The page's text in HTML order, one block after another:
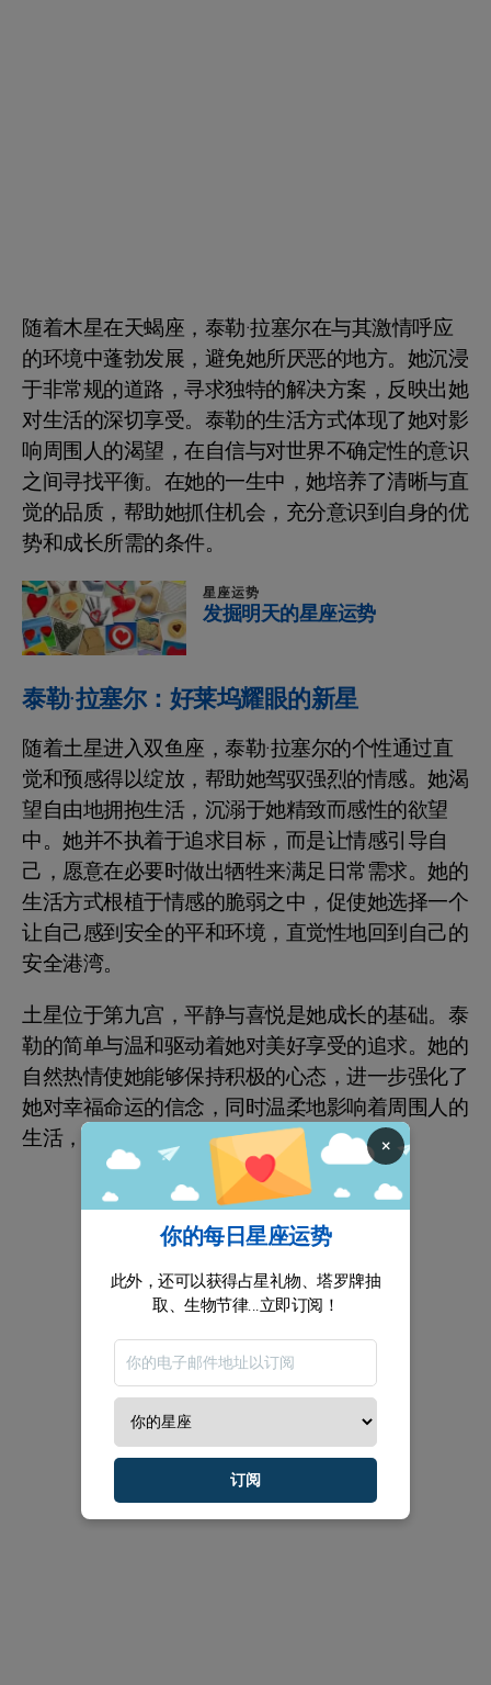
随着木星在天蝎座，泰勒·拉塞尔在与其激情呼应
的环境中蓬勃发展，避免她所厌恶的地方。她沉浸
于非常规的道路，寻求独特的解决方案，反映出她
对生活的深切享受。泰勒的生活方式体现了她对影
响周围人的渴望，在自信与对世界不确定性的意识
之间寻找平衡。在她的一生中，她培养了清晰与直
觉的品质，帮助她抓住机会，充分意识到自身的优
势和成长所需的条件。
星座运势
发掘明天的星座运势
泰勒·拉塞尔：好莱坞耀眼的新星
随着土星进入双鱼座，泰勒·拉塞尔的个性通过直
觉和预感得以绽放，帮助她驾驭强烈的情感。她渴
望自由地拥抱生活，沉溺于她精致而感性的欲望
中。她并不执着于追求目标，而是让情感引导自
己，愿意在必要时做出牺牲来满足日常需求。她的
生活方式根植于情感的脆弱之中，促使她选择一个
让自己感到安全的平和环境，直觉性地回到自己的
安全港湾。
土星位于第九宫，平静与喜悦是她成长的基础。泰
勒的简单与温和驱动着她对美好享受的追求。她的
自然热情使她能够保持积极的心态，进一步强化了
她对幸福命运的信念，同时温柔地影响着周围人的
生活，使他们受益。
×
你的每日星座运势
此外，还可以获得占星礼物、塔罗牌抽
取、生物节律...立即订阅！
订阅